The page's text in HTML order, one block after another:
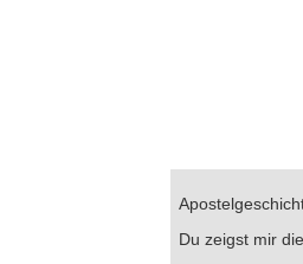
Du zeigst mir